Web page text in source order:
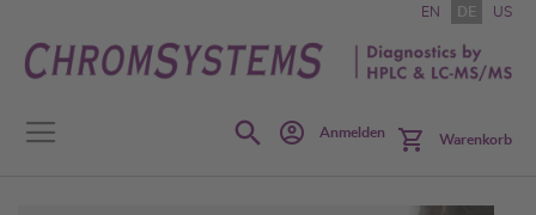
Inhalt
springen
EN DE US
SearchAnmelden Warenkorb